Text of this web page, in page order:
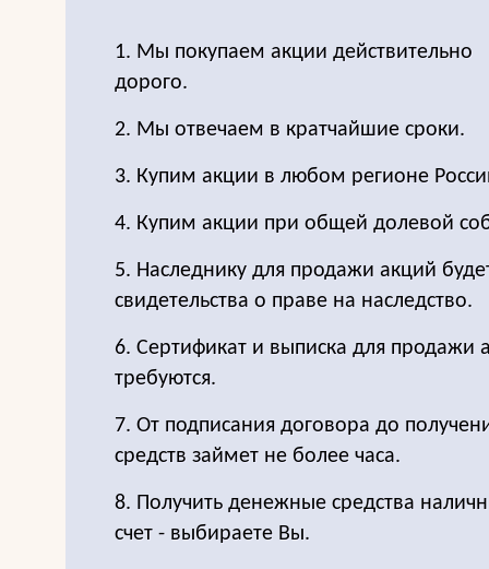
1. Мы покупаем акции действительно
дорого.
2. Мы отвечаем в кратчайшие сроки.
3. Купим акции в любом регионе
4. Купим акции при общей долевой
5. Наследнику для продажи акций
свидетельства о праве на наследство.
6. Сертификат и выписка для продажи
требуются.
7. От подписания договора до
средств займет не более часа.
8. Получить денежные средства
счет - выбираете Вы.